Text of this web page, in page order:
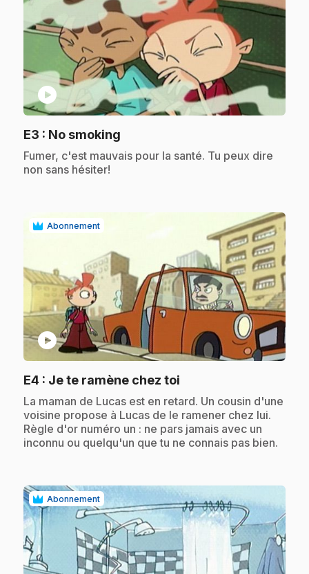
play_circle
E3 : No smoking
.Fumer, c'est mauvais pour la santé. Tu peux dire
non sans hésiter!
Abonnement
play_circle
E4 : Je te ramène chez toi
.La maman de Lucas est en retard. Un cousin d'une
voisine propose à Lucas de le ramener chez lui.
Règle d'or numéro un : ne pars jamais avec un
inconnu ou quelqu'un que tu ne connais pas bien.
Abonnement